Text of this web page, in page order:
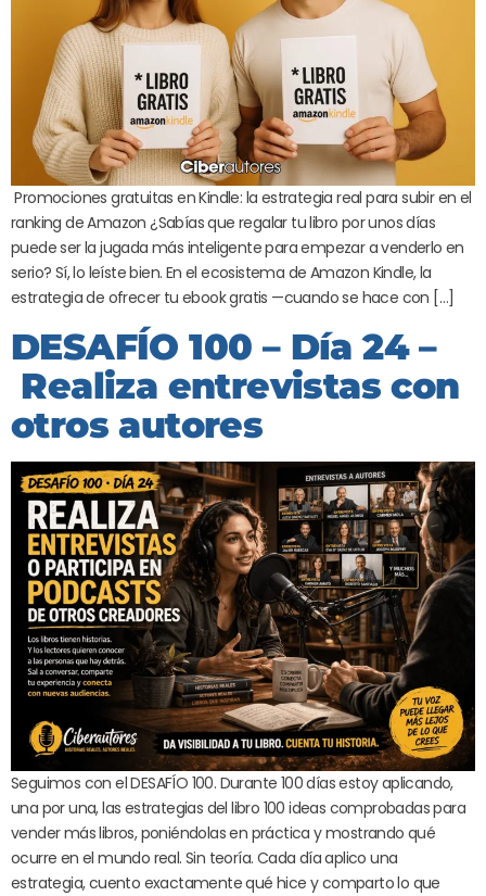
Promociones gratuitas en Kindle: la estrategia real para subir en el
ranking de Amazon ¿Sabías que regalar tu libro por unos días
puede ser la jugada más inteligente para empezar a venderlo en
serio? Sí, lo leíste bien. En el ecosistema de Amazon Kindle, la
estrategia de ofrecer tu ebook gratis —cuando se hace con […]
DESAFÍO 100 – Día 24 –
Realiza entrevistas con
otros autores
Seguimos con el DESAFÍO 100. Durante 100 días estoy aplicando,
una por una, las estrategias del libro 100 ideas comprobadas para
vender más libros, poniéndolas en práctica y mostrando qué
ocurre en el mundo real. Sin teoría. Cada día aplico una
estrategia, cuento exactamente qué hice y comparto lo que